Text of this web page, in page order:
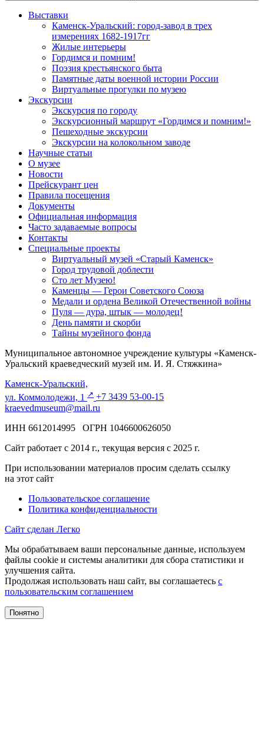
Выставки
Каменск-Уральский: город-завод в трех
измерениях 1682-1917гг
Жилые интерьеры
Гордимся и помним!
Поэзия крестьянского быта
Памятные даты военной истории России
Виртуальные прогулки по музею
Экскурсии
Экскурсия по городу
Экскурсионный маршрут «Гордимся и помним!»
Пешеходные экскурсии
Экскурсии на колокольном заводе
Научные статьи
О музее
Новости
Прейскурант цен
Правила посещения
Документы
Официальная информация
Часто задаваемые вопросы
Контакты
Специальные проекты
Виртуальный музей «Старый Каменск»
Город трудовой доблести
Сто лет Музею!
Каменцы — Герои Советского Союза
Медали и ордена Великой Отечественной войны
Пуля — дура, штык — молодец!
День памяти и скорби
Тайны музейного фонда
Муниципальное автономное учреждение культуры «Каменск-
Уральский краеведческий музей им. И. Я. Стяжкина»
Каменск-Уральский,
ул. Коммолодежи, 1 ↗️ +7 3439 53-00-15
kraevedmuseum@mail.ru
ИНН 6612014995 ОГРН 1046600626050
Сайт работает с 2014 г., текущая версия с 2025 г.
При использовании материалов просим сделать ссылку
на этот сайт
Пользовательское соглашение
Политика конфиденциальности
Сайт сделан Легко
Мы обрабатываем ваши персональные данные, используем
файлы cookie и системы аналитики для сбора статистики и
улучшения сайта.
Продолжая использовать наш сайт, вы соглашаетесь с
пользовательским соглашением
Понятно